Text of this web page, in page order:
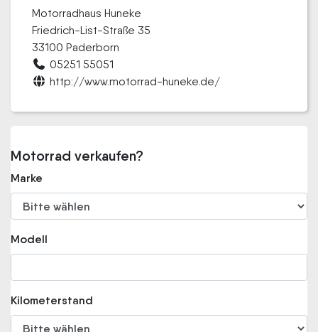
Motorradhaus Huneke
Friedrich-List-Straße 35
33100 Paderborn
05251 55051
http://www.motorrad-huneke.de/
Motorrad verkaufen?
Marke
Modell
Kilometerstand